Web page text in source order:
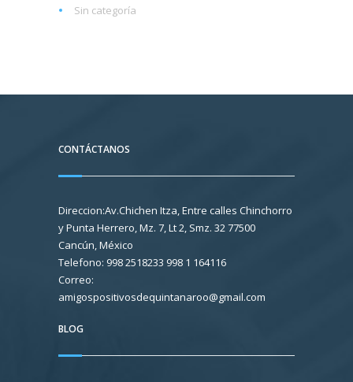
Sin categoría
CONTÁCTANOS
Direccion:Av.Chichen Itza, Entre calles Chinchorro
y Punta Herrero, Mz. 7, Lt 2, Smz. 32 77500
Cancún, México
Telefono: 998 2518233 998 1 164116
Correo:
amigospositivosdequintanaroo@gmail.com
BLOG